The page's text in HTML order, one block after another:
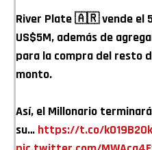
River Plate 🇦🇷 vende el
US$5M, además de
para la compra del resto
monto.
Así, el Millonario
su… https://t.co/